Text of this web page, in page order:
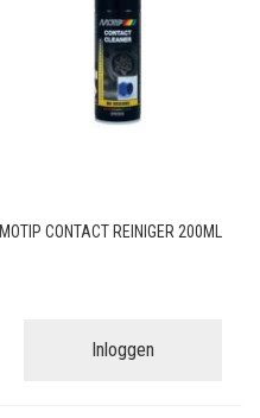
MOTIP CONTACT REINIGER 200ML
Inloggen